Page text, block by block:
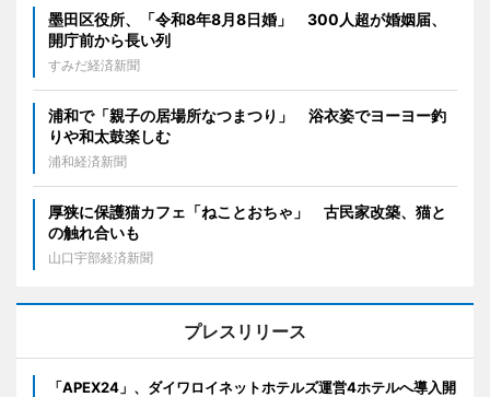
墨田区役所、「令和8年8月8日婚」 300人超が婚姻届、
開庁前から長い列
すみだ経済新聞
浦和で「親子の居場所なつまつり」 浴衣姿でヨーヨー釣
りや和太鼓楽しむ
浦和経済新聞
厚狭に保護猫カフェ「ねことおちゃ」 古民家改築、猫と
の触れ合いも
山口宇部経済新聞
プレスリリース
「APEX24」、ダイワロイネットホテルズ運営4ホテルへ導入開